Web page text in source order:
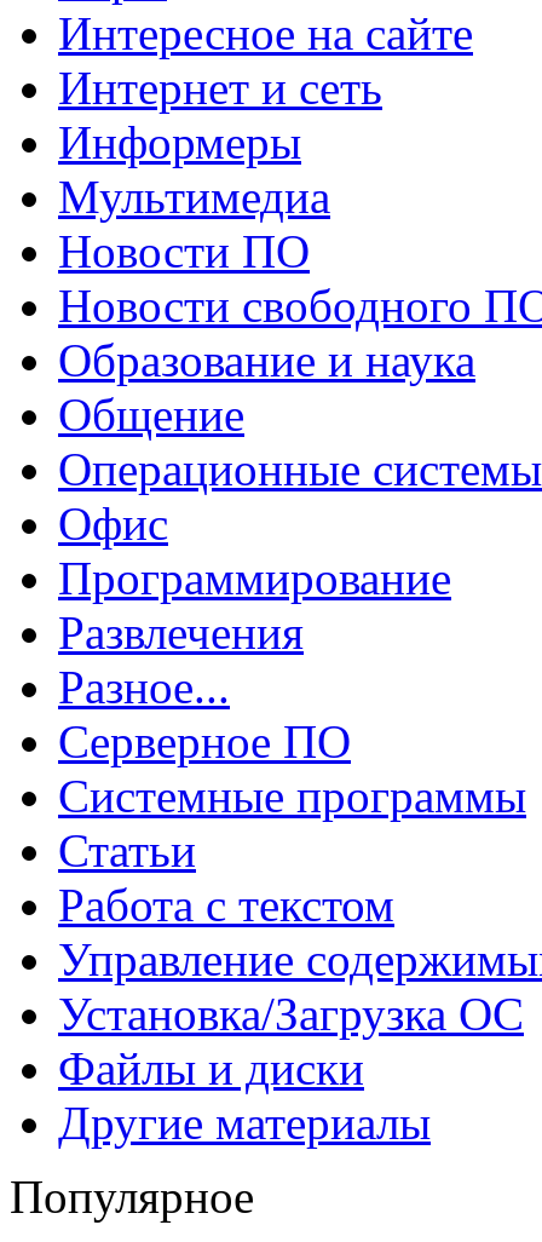
Интересное на сайте
Интернет и сеть
Информеры
Мультимедиа
Новости ПО
Новости свободного
Образование и наука
Общение
Операционные системы
Офис
Программирование
Развлечения
Разное...
Серверное ПО
Системные программы
Статьи
Работа с текстом
Управление
Установка/Загрузка ОС
Файлы и диски
Другие материалы
Популярное